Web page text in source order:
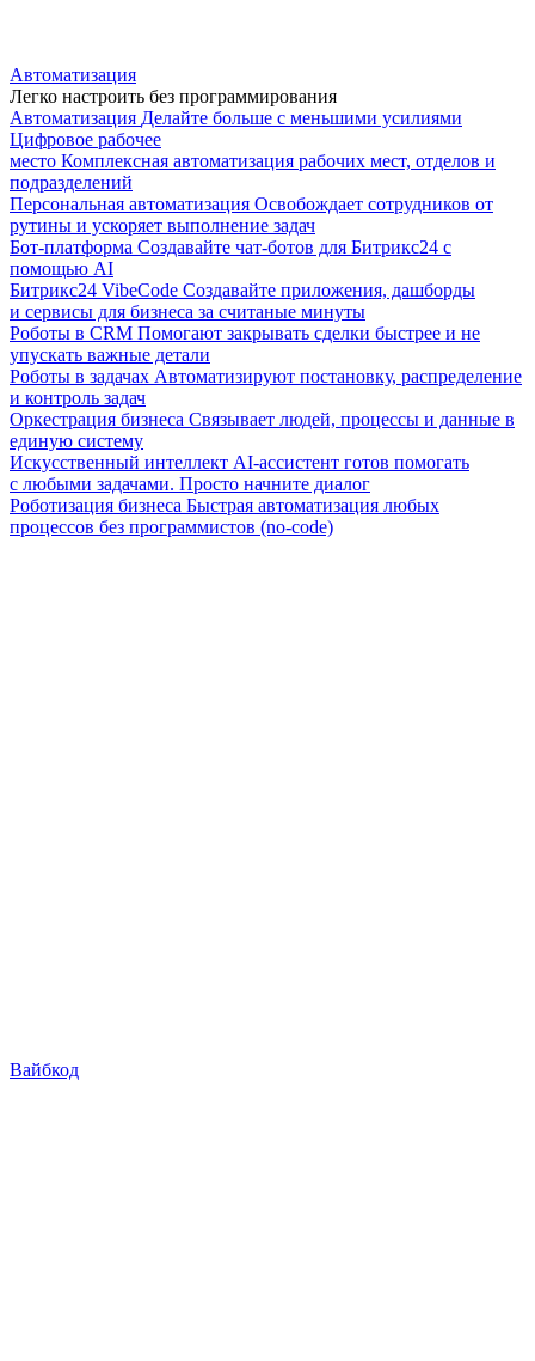
Автоматизация
Легко настроить без программирования
Автоматизация Делайте больше с меньшими усилиями
Цифровое рабочее
место Комплексная автоматизация рабочих мест, отделов и
подразделений
Персональная автоматизация Освобождает сотрудников от
рутины и ускоряет выполнение задач
Бот-платформа Создавайте чат-ботов для Битрикс24 с
помощью AI
Битрикс24 VibeCode Создавайте приложения, дашборды
и сервисы для бизнеса за считаные минуты
Роботы в CRM Помогают закрывать сделки быстрее и не
упускать важные детали
Роботы в задачах Автоматизируют постановку, распределение
и контроль задач
Оркестрация бизнеса Связывает людей, процессы и данные в
единую систему
Искусственный интеллект AI-ассистент готов помогать
с любыми задачами. Просто начните диалог
Роботизация бизнеса Быстрая автоматизация любых
процессов без программистов (no-code)
Вайбкод